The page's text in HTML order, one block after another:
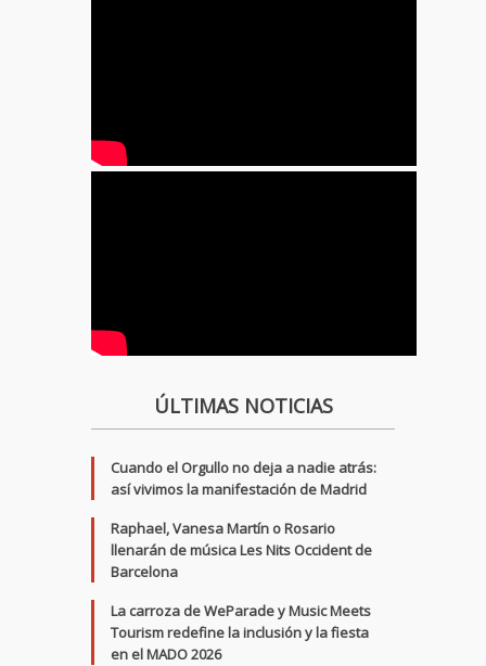
ÚLTIMAS NOTICIAS
Cuando el Orgullo no deja a nadie atrás:
así vivimos la manifestación de Madrid
Raphael, Vanesa Martín o Rosario
llenarán de música Les Nits Occident de
Barcelona
La carroza de WeParade y Music Meets
Tourism redefine la inclusión y la fiesta
en el MADO 2026